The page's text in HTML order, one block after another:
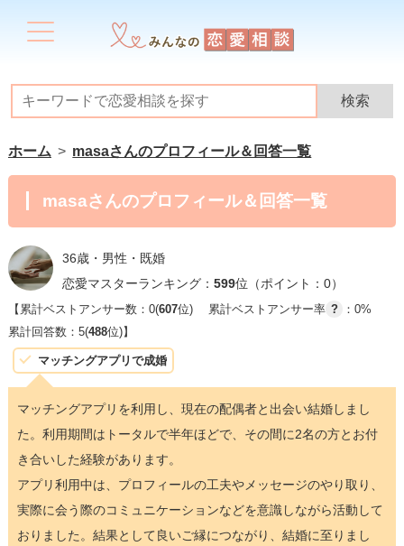
ホーム masaさんのプロフィール＆回答一覧
masaさんのプロフィール＆回答一覧
36歳・男性・既婚
恋愛マスターランキング： 599位（ポイント：0）
【累計ベストアンサー数：0(607位) 累計ベストアンサー率 ?
：0%
累計回答数：5(488位)】
マッチングアプリで成婚
マッチングアプリを利用し、現在の配偶者と出会い結婚しまし
た。利用期間はトータルで半年ほどで、その間に2名の方とお付
き合いした経験があります。
アプリ利用中は、プロフィールの工夫やメッセージのやり取り、
実際に会う際のコミュニケーションなどを意識しながら活動して
おりました。結果として良いご縁につながり、結婚に至りまし